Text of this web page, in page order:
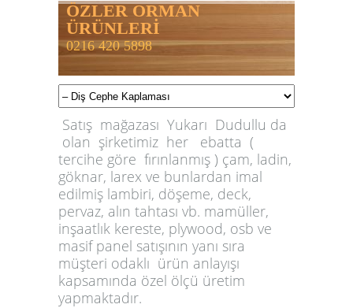
ÖZLER ORMAN
ÜRÜNLERİ
0216 420 5898
Satış mağazası Yukarı Dudullu da
olan şirketimiz her ebatta (
tercihe göre fırınlanmış ) çam, ladin,
göknar, larex ve bunlardan imal
edilmiş lambiri, döşeme, deck,
pervaz, alın tahtası vb. mamüller,
inşaatlık kereste, plywood, osb ve
masif panel satışının yanı sıra
müşteri odaklı ürün anlayışı
kapsamında özel ölçü üretim
yapmaktadır.